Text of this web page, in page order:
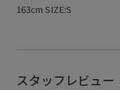
163cm SIZE:S
スタッフレビュー